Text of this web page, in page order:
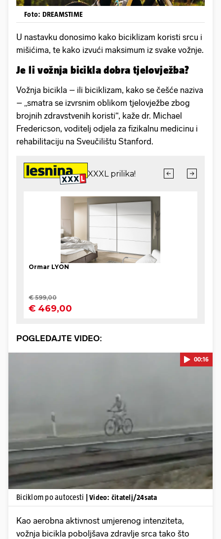
Foto: DREAMSTIME
U nastavku donosimo kako biciklizam koristi srcu i
mišićima, te kako izvući maksimum iz svake vožnje.
Je li vožnja bicikla dobra tjelovježba?
Vožnja bicikla – ili biciklizam, kako se češće naziva
– „smatra se izvrsnim oblikom tjelovježbe zbog
brojnih zdravstvenih koristi“, kaže dr. Michael
Fredericson, voditelj odjela za fizikalnu medicinu i
rehabilitaciju na Sveučilištu Stanford.
POGLEDAJTE VIDEO:
Pokretanje videa...
00:16
Biciklom po autocesti | Video: čitatelj/24sata
Kao aerobna aktivnost umjerenog intenziteta,
vožnja bicikla poboljšava zdravlje srca tako što